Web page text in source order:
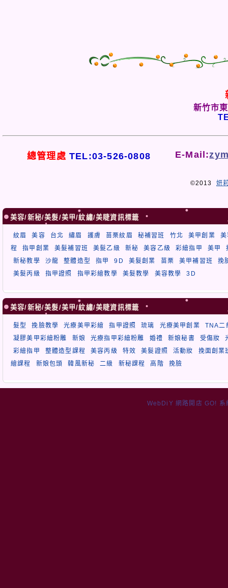
新竹市
總管理處 TEL:03-526-0808 E-Mail:
©2013 妍
美容/新秘/美髮/美甲/紋繡/美睫資訊標籤
紋眉 美容 台北 繡眉 護膚 苗栗紋眉 秘補習班 竹北 美甲創業
程
指甲創業 美髮補習班 美髮乙級 新秘 美容乙級 彩繪指甲 美甲
新秘教學
沙龍 整體造型 指甲 9D 美髮創業 苗栗 美甲補習班
挽
美髮丙級
指甲證照 指甲彩繪教學 美髮教學 美容教學 3D
美容/新秘/美髮/美甲/紋繡/美睫資訊標籤
髮型 挽臉教學 光療美甲彩繪 指甲證照 琉璃 光療美甲創業
TNA二
凝膠美甲彩繪粉雕
新娘 光療指甲彩繪粉雕 婚禮 新娘秘書 受傷妝
彩繪指甲
整體造型課程 美容丙級 特效 美髮證照 活動妝
挽面創業
繪課程
新娘包頭 韓風新秘 二級 新秘課程 高階 挽臉
WebDiY 網路開店 GO! 系